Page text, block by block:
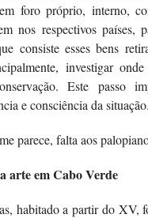
foro próprio, interno,
nos respectivos países,
consiste esses bens
investigar
Este passo
e consciência da situação.
parece, falta aos
arte em Cabo Verde
habitado a partir do XV,